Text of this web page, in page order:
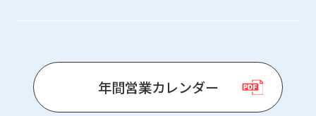
年間営業カレンダー